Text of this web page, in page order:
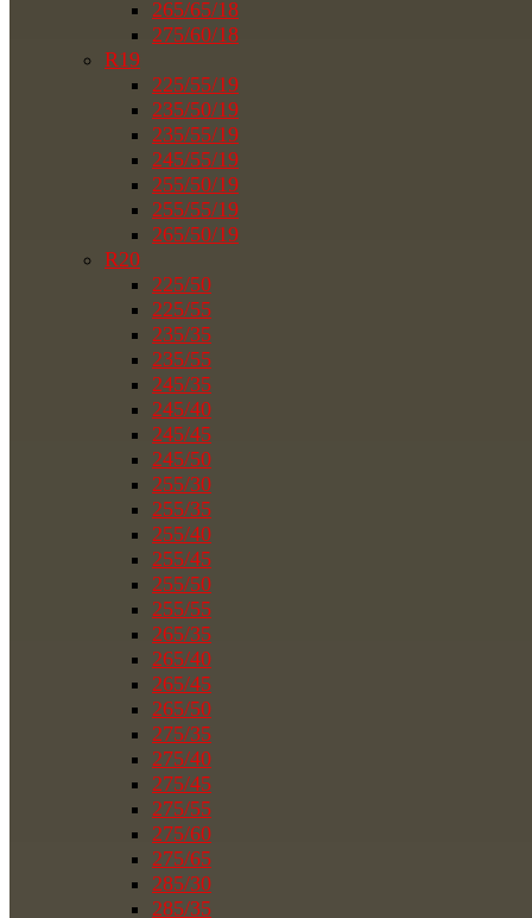
265/65/18
275/60/18
R19
225/55/19
235/50/19
235/55/19
245/55/19
255/50/19
255/55/19
265/50/19
R20
225/50
225/55
235/35
235/55
245/35
245/40
245/45
245/50
255/30
255/35
255/40
255/45
255/50
255/55
265/35
265/40
265/45
265/50
275/35
275/40
275/45
275/55
275/60
275/65
285/30
285/35